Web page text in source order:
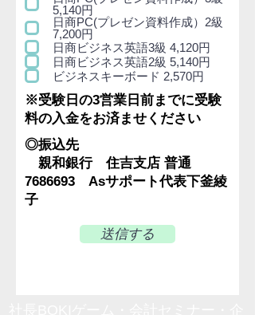
5,140円
日商PC(プレゼン資料作成）2級
7,200円
日商ビジネス英語3級 4,120円
日商ビジネス英語2級 5,140円
ビジネスキーボード 2,570円
※受験日の3営業日前までに受験
料の入金をお済ませください
◎振込先
親和銀行 住吉支店 普通
7686693 Asサポート代表下釜綾
子
送信する